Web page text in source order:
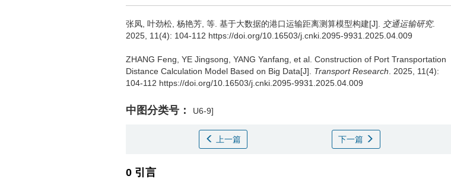
张凤, 叶劲松, 杨艳芳, 等. 基于大数据的港口运输距离测算模型构建[J]. 交通运输研究.
2025, 11(4): 104-112 https://doi.org/10.16503/j.cnki.2095-9931.2025.04.009
ZHANG Feng YE Jingsong YANG Yanfang et al. Construction of Port Transportation
Distance Calculation Model Based on Big Data[J]. Transport Research . 2025, 11(4):
104-112 https://doi.org/10.16503/j.cnki.2095-9931.2025.04.009
中图分类号： U6-9]
上一篇 下一篇
0 引言